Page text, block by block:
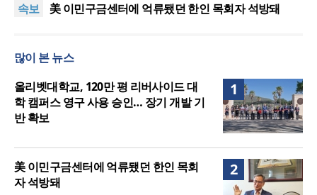
속보
구 사용 승인… 장기 개발 기반 확보
美 이민구금센터에 억류됐던 한인 목회자 석방돼
인도 마하라슈트라주 개종 금지법 시행… 기독교계
올리벳대학교, 120만 평 리버사이드 대학 캠퍼스 영
구 사용 승인… 장기 개발 기반 확보
많이 본 뉴스
1
올리벳대학교, 120만 평 리버사이드 대
학 캠퍼스 영구 사용 승인… 장기 개발 기
반 확보
2
美 이민구금센터에 억류됐던 한인 목회
자 석방돼